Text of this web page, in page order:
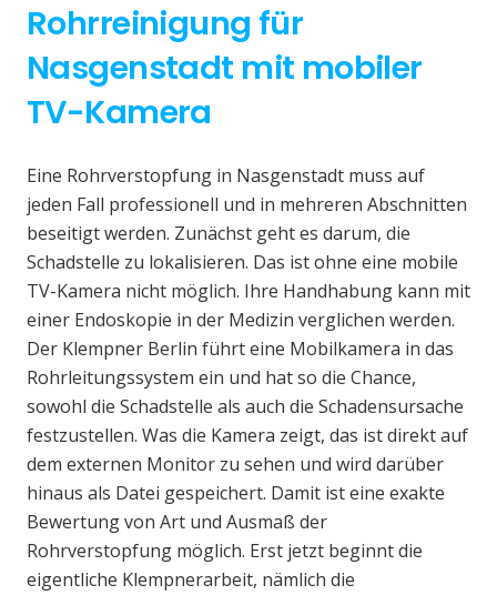
Rohrreinigung für
Nasgenstadt mit mobiler
TV-Kamera
Eine Rohrverstopfung in Nasgenstadt muss auf
jeden Fall professionell und in mehreren Abschnitten
beseitigt werden. Zunächst geht es darum, die
Schadstelle zu lokalisieren. Das ist ohne eine mobile
TV-Kamera nicht möglich. Ihre Handhabung kann mit
einer Endoskopie in der Medizin verglichen werden.
Der Klempner Berlin führt eine Mobilkamera in das
Rohrleitungssystem ein und hat so die Chance,
sowohl die Schadstelle als auch die Schadensursache
festzustellen. Was die Kamera zeigt, das ist direkt auf
dem externen Monitor zu sehen und wird darüber
hinaus als Datei gespeichert. Damit ist eine exakte
Bewertung von Art und Ausmaß der
Rohrverstopfung möglich. Erst jetzt beginnt die
eigentliche Klempnerarbeit, nämlich die